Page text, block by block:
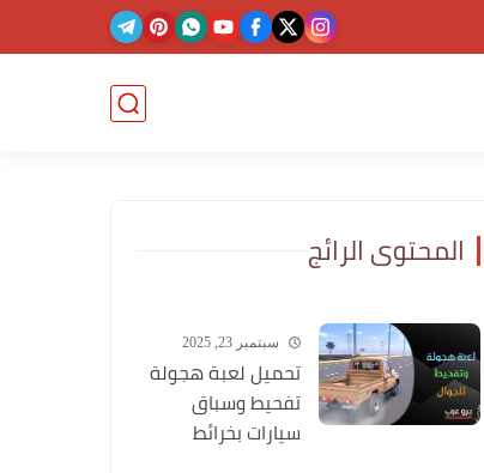
المحتوى الرائج
سبتمبر 23, 2025
تحميل لعبة هجولة
تفحيط وسباق
سيارات بخرائط